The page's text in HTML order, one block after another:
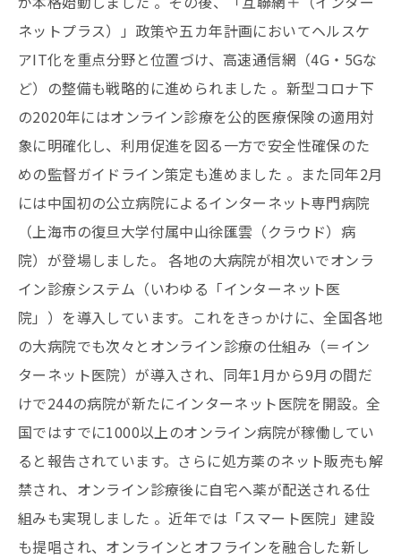
ネットプラス）」政策や五カ年計画においてヘルスケ
アIT化を重点分野と位置づけ、高速通信網（4G・5Gな
ど）の整備も戦略的に進められました 。新型コロナ下
の2020年にはオンライン診療を公的医療保険の適用対
象に明確化し、利用促進を図る一方で安全性確保のた
めの監督ガイドライン策定も進めました 。また同年2月
には中国初の公立病院によるインターネット専門病院
（上海市の復旦大学付属中山徐匯雲（クラウド）病
院）が登場しました。 各地の大病院が相次いでオンラ
イン診療システム（いわゆる「インターネット医
院」）を導入しています。これをきっかけに、全国各地
の大病院でも次々とオンライン診療の仕組み（＝イン
ターネット医院）が導入され、同年1月から9月の間だ
けで244の病院が新たにインターネット医院を開設。全
国ではすでに1000以上のオンライン病院が稼働してい
ると報告されています。さらに処方薬のネット販売も解
禁され、オンライン診療後に自宅へ薬が配送される仕
組みも実現しました 。近年では「スマート医院」建設
も提唱され、オンラインとオフラインを融合した新し